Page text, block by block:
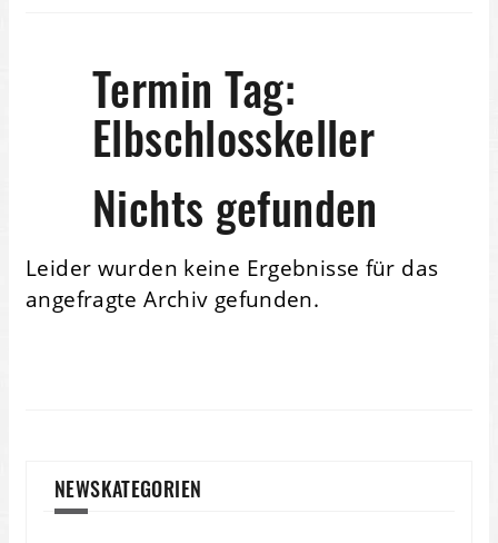
Termin Tag:
Elbschlosskeller
Nichts gefunden
Leider wurden keine Ergebnisse für das
angefragte Archiv gefunden.
NEWSKATEGORIEN